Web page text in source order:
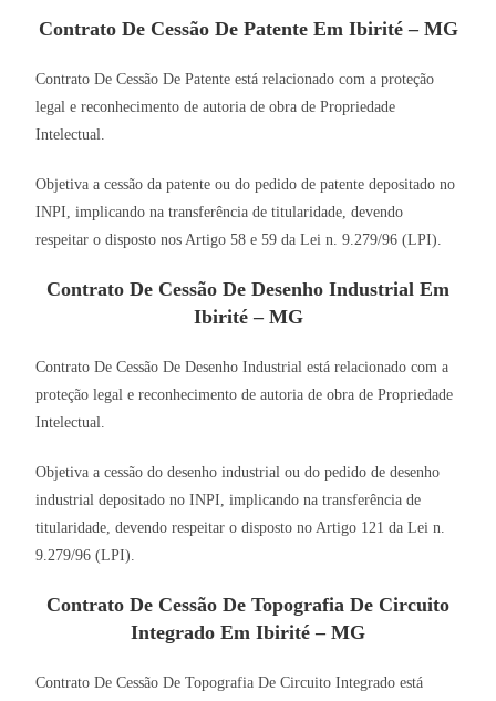
Contrato De Cessão De Patente Em Ibirité – MG
Contrato De Cessão De Patente está relacionado com a proteção
legal e reconhecimento de autoria de obra de Propriedade
Intelectual.
Objetiva a cessão da patente ou do pedido de patente depositado no
INPI, implicando na transferência de titularidade, devendo
respeitar o disposto nos Artigo 58 e 59 da Lei n. 9.279/96 (LPI).
Contrato De Cessão De Desenho Industrial Em
Ibirité – MG
Contrato De Cessão De Desenho Industrial está relacionado com a
proteção legal e reconhecimento de autoria de obra de Propriedade
Intelectual.
Objetiva a cessão do desenho industrial ou do pedido de desenho
industrial depositado no INPI, implicando na transferência de
titularidade, devendo respeitar o disposto no Artigo 121 da Lei n.
9.279/96 (LPI).
Contrato De Cessão De Topografia De Circuito
Integrado Em Ibirité – MG
Contrato De Cessão De Topografia De Circuito Integrado está